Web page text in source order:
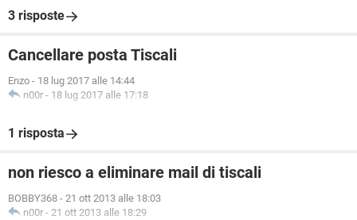
3 risposte
Cancellare posta Tiscali
Enzo - 18 lug 2017 alle 14:44
n00r - 18 lug 2017 alle 17:18
1 risposta
non riesco a eliminare mail di tiscali
BOBBY368 - 21 ott 2013 alle 18:03
n00r - 21 ott 2013 alle 18:29